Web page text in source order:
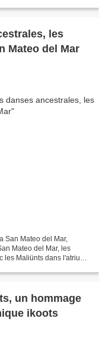
les
Mateo del Mar
San Mateo del Mar,
Mateo del Mar, les
les Maliünts dans l'atrium
un hommage
ikoots